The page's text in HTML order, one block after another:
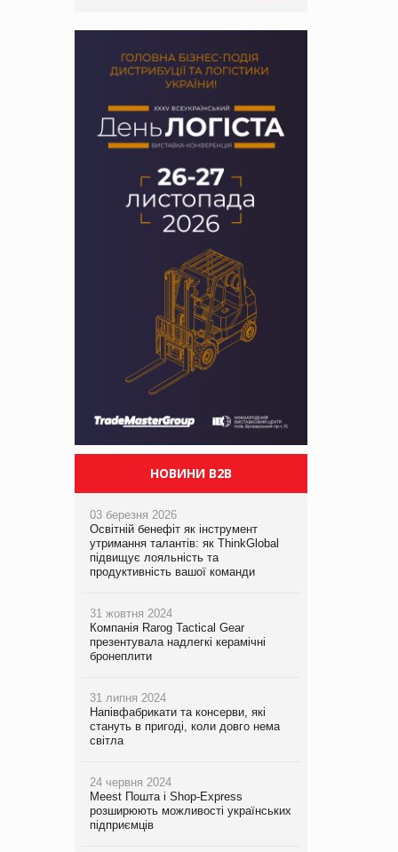
НОВИНИ B2B
03 березня 2026
Освітній бенефіт як інструмент
утримання талантів: як ThinkGlobal
підвищує лояльність та
продуктивність вашої команди
31 жовтня 2024
Компанія Rarog Tactical Gear
презентувала надлегкі керамічні
бронеплити
31 липня 2024
Напівфабрикати та консерви, які
стануть в пригоді, коли довго нема
світла
24 червня 2024
Meest Пошта і Shop-Express
розширюють можливості українських
підприємців